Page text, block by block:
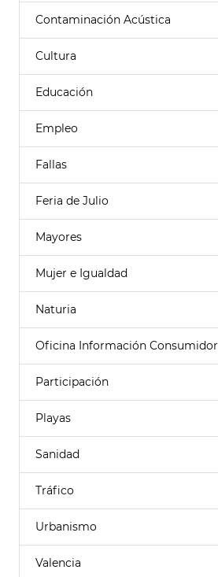
Contaminación Acústica
Cultura
Educación
Empleo
Fallas
Feria de Julio
Mayores
Mujer e Igualdad
Naturia
Oficina Información Consumidor
Participación
Playas
Sanidad
Tráfico
Urbanismo
Valencia